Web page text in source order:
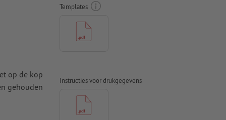
op de kop
gehouden
Templates
Instructies voor drukgegevens